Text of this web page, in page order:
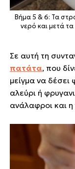
Βήμα 5 & 6: Τα
νερό και μετά
Σε αυτή τη
πατάτα, που
μείγμα να δέσει
αλεύρι ή
ανάλαφροι και